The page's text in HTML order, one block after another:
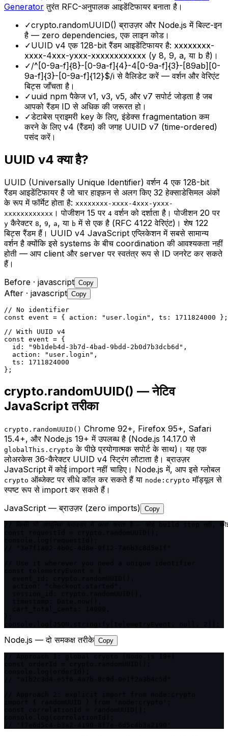
Generator तुरंत RFC-अनुपालक आइडेंटिफायर बनाता है।
✓crypto.randomUUID() ब्राउज़र और Node.js में बिल्ट-इन
है — zero dependencies, एक लाइन कोड।
✓UUID v4 एक 128-bit रैंडम आइडेंटिफायर है: xxxxxxxx-
xxxx-4xxx-yxxx-xxxxxxxxxxxx (y 8, 9, a, या b है)।
✓/^[0-9a-f]{8}-[0-9a-f]{4}-4[0-9a-f]{3}-[89ab][0-
9a-f]{3}-[0-9a-f]{12}$/i से वैलिडेट करें — वर्शन और वेरिएंट
बिट्स जाँचता है।
✓uuid npm पैकेज v1, v3, v5, और v7 सपोर्ट जोड़ता है जब
आपको रैंडम ID से अधिक की जरूरत हो।
✓डेटाबेस प्राइमरी key के लिए, इंडेक्स fragmentation कम
करने के लिए v4 (रैंडम) की जगह UUID v7 (time-ordered)
पसंद करें।
UUID v4 क्या है?
UUID (Universally Unique Identifier) वर्शन 4 एक 128-bit
रैंडम आइडेंटिफायर है जो चार हाइफ़न से अलग किए 32 हेक्साडेसिमल अंकों
के रूप में फॉर्मेट होता है: xxxxxxxx-xxxx-4xxx-yxxx-
xxxxxxxxxxxx । पोजीशन 15 पर 4 वर्शन को दर्शाता है। पोजीशन 20 पर
y कैरेक्टर 8, 9, a, या b में से एक है (RFC 4122 वेरिएंट)। शेष 122
बिट्स रैंडम हैं। UUID v4 JavaScript एप्लिकेशन में सबसे सामान्य
वर्शन है क्योंकि इसे systems के बीच coordination की आवश्यकता नहीं
होती — आप client और server पर स्वतंत्र रूप से ID जनरेट कर सकते
हैं।
Before · javascript Copy
After · javascript Copy
// No identifier
const event = { action: "user.login", ts: 1711824000 };
// With UUID v4
const event = {
  id: "9b1deb4d-3b7d-4bad-9bdd-2b0d7b3dcb6d",
  action: "user.login",
  ts: 1711824000
};
crypto.randomUUID() — नेटिव
JavaScript तरीका
crypto.randomUUID() Chrome 92+, Firefox 95+, Safari
15.4+, और Node.js 19+ में उपलब्ध है (Node.js 14.17.0 से
globalThis.crypto के पीछे प्रयोगात्मक सपोर्ट के साथ)। यह एक
लोअरकेस 36-कैरेक्टर UUID v4 स्ट्रिंग लौटाता है। ब्राउज़र
JavaScript में कोई import नहीं चाहिए। Node.js में, आप इसे ग्लोबल
crypto ऑब्जेक्ट पर सीधे कॉल कर सकते हैं या node:crypto मॉड्यूल से
स्पष्ट रूप से import कर सकते हैं।
JavaScript — ब्राउज़र (zero imports) Copy
// किसी भी आधुनिक ब्राउज़र में काम करता है — कोई build step नहीं,
Node.js — दो समकक्ष तरीके Copy